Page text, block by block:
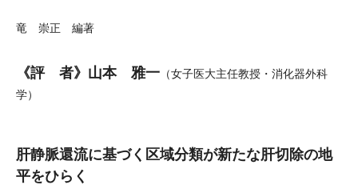
竜 崇正 編著
《評 者》山本 雅一 （女子医大主任教授・消化器外科
学）
肝静脈還流に基づく区域分類が新たな肝切除の地
平をひらく